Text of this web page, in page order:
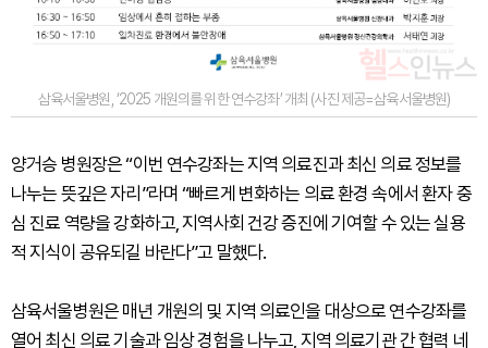
삼육서울병원, ‘2025 개원의를 위한 연수강좌’ 개최 (사진 제공=삼육서울병원)
양거승 병원장은 “이번 연수강좌는 지역 의료진과 최신 의료 정보를
나누는 뜻깊은 자리”라며 “빠르게 변화하는 의료 환경 속에서 환자 중
심 진료 역량을 강화하고, 지역사회 건강 증진에 기여할 수 있는 실용
적 지식이 공유되길 바란다”고 말했다.
삼육서울병원은 매년 개원의 및 지역 의료인을 대상으로 연수강좌를
열어 최신 의료 기술과 임상 경험을 나누고, 지역 의료기관 간 협력 네